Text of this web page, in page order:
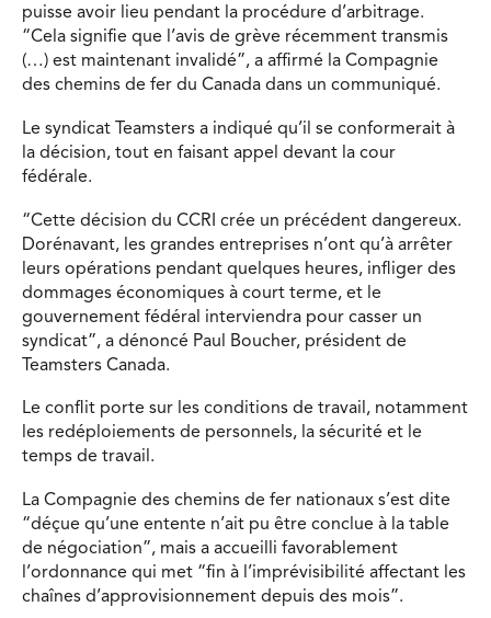
puisse avoir lieu pendant la procédure d’arbitrage.
“Cela signifie que l’avis de grève récemment transmis
(…) est maintenant invalidé”, a affirmé la Compagnie
des chemins de fer du Canada dans un communiqué.
Le syndicat Teamsters a indiqué qu’il se conformerait à
la décision, tout en faisant appel devant la cour
fédérale.
“Cette décision du CCRI crée un précédent dangereux.
Dorénavant, les grandes entreprises n’ont qu’à arrêter
leurs opérations pendant quelques heures, infliger des
dommages économiques à court terme, et le
gouvernement fédéral interviendra pour casser un
syndicat”, a dénoncé Paul Boucher, président de
Teamsters Canada.
Le conflit porte sur les conditions de travail, notamment
les redéploiements de personnels, la sécurité et le
temps de travail.
La Compagnie des chemins de fer nationaux s’est dite
“déçue qu’une entente n’ait pu être conclue à la table
de négociation”, mais a accueilli favorablement
l’ordonnance qui met “fin à l’imprévisibilité affectant les
chaînes d’approvisionnement depuis des mois”.